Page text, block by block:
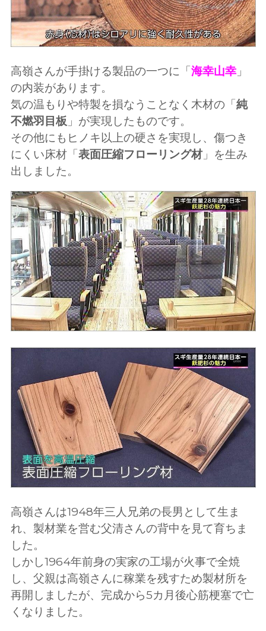
高嶺さんが手掛ける製品の一つに「海幸山幸」
の内装があります。
気の温もりや特製を損なうことなく木材の「純
不燃羽目板 」が実現したものです。
その他にもヒノキ以上の硬さを実現し、傷つき
にくい床材「表面圧縮フローリング材」を生み
出しました。
高嶺さんは1948年三人兄弟の長男として生ま
れ、製材業を営む父清さんの背中を見て育ちま
した。
しかし1964年前身の実家の工場が火事で全焼
し、父親は高嶺さんに稼業を残すため製材所を
再開しましたが、完成から5カ月後心筋梗塞で亡
くなりました。